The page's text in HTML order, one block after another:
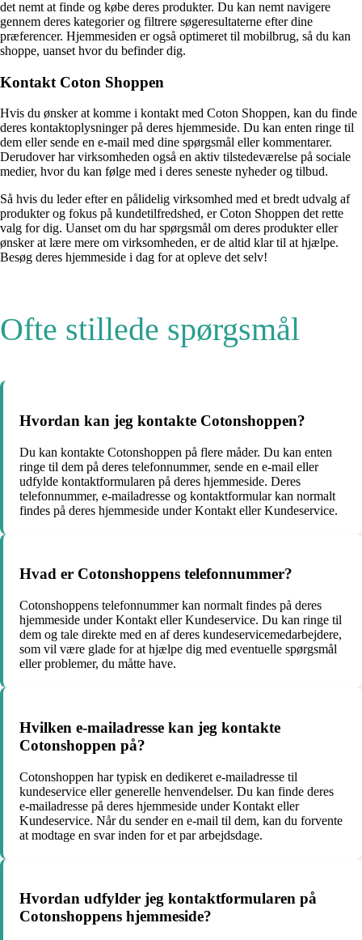
det nemt at finde og købe deres produkter. Du kan nemt navigere
gennem deres kategorier og filtrere søgeresultaterne efter dine
præferencer. Hjemmesiden er også optimeret til mobilbrug, så du kan
shoppe, uanset hvor du befinder dig.
Kontakt Coton Shoppen
Hvis du ønsker at komme i kontakt med Coton Shoppen, kan du finde
deres kontaktoplysninger på deres hjemmeside. Du kan enten ringe til
dem eller sende en e-mail med dine spørgsmål eller kommentarer.
Derudover har virksomheden også en aktiv tilstedeværelse på sociale
medier, hvor du kan følge med i deres seneste nyheder og tilbud.
Så hvis du leder efter en pålidelig virksomhed med et bredt udvalg af
produkter og fokus på kundetilfredshed, er Coton Shoppen det rette
valg for dig. Uanset om du har spørgsmål om deres produkter eller
ønsker at lære mere om virksomheden, er de altid klar til at hjælpe.
Besøg deres hjemmeside i dag for at opleve det selv!
Ofte stillede spørgsmål
Hvordan kan jeg kontakte Cotonshoppen?
Du kan kontakte Cotonshoppen på flere måder. Du kan enten
ringe til dem på deres telefonnummer, sende en e-mail eller
udfylde kontaktformularen på deres hjemmeside. Deres
telefonnummer, e-mailadresse og kontaktformular kan normalt
findes på deres hjemmeside under Kontakt eller Kundeservice.
Hvad er Cotonshoppens telefonnummer?
Cotonshoppens telefonnummer kan normalt findes på deres
hjemmeside under Kontakt eller Kundeservice. Du kan ringe til
dem og tale direkte med en af deres kundeservicemedarbejdere,
som vil være glade for at hjælpe dig med eventuelle spørgsmål
eller problemer, du måtte have.
Hvilken e-mailadresse kan jeg kontakte
Cotonshoppen på?
Cotonshoppen har typisk en dedikeret e-mailadresse til
kundeservice eller generelle henvendelser. Du kan finde deres
e-mailadresse på deres hjemmeside under Kontakt eller
Kundeservice. Når du sender en e-mail til dem, kan du forvente
at modtage en svar inden for et par arbejdsdage.
Hvordan udfylder jeg kontaktformularen på
Cotonshoppens hjemmeside?